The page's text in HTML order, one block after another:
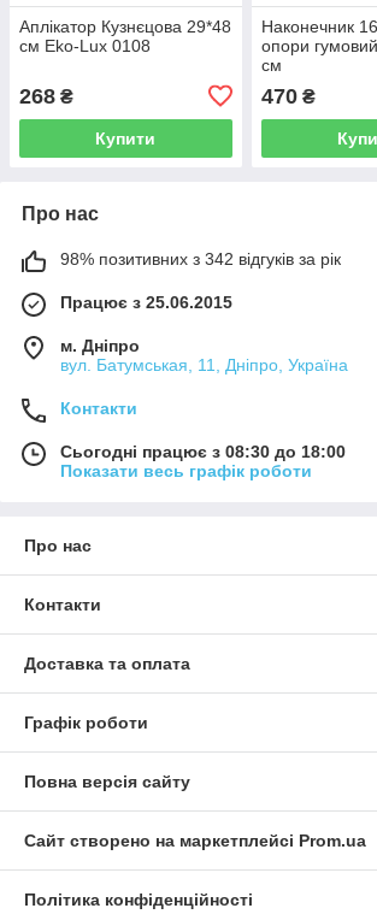
Аплікатор Кузнєцова 29*48
см Eko-Lux 0108
268 ₴
Купити
Наконечник
опори
см
470₴
Про нас
98% позитивних з 342 відгуків за рік
Працює з 25.06.2015
м. Дніпро
вул. Батумськая, 11, Дніпро, Україна
Контакти
Сьогодні працює з 08:30 до 18:00
Показати весь графік роботи
Про нас
Контакти
Доставка та оплата
Графік роботи
Повна версія сайту
Сайт створено на маркетплейсі Prom.ua
Політика конфіденційності